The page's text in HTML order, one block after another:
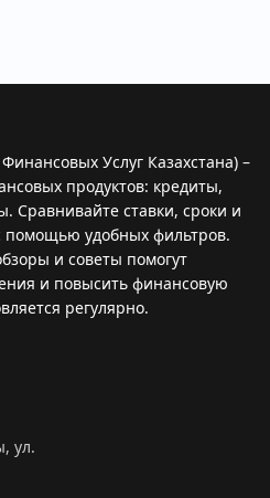
Услуг Казахстана) –
продуктов: кредиты,
Сравнивайте ставки, сроки и
помощью удобных фильтров.
и советы помогут
и повысить финансовую
регулярно.
ул.